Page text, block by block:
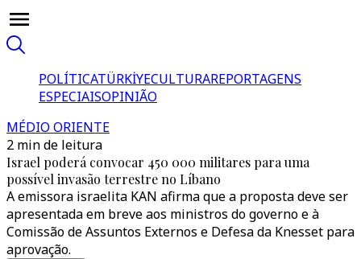
POLÍTICATÜRKİYECULTURAREPORTAGENS
ESPECIAISOPINIÃO
MÉDIO ORIENTE
2 min de leitura
Israel poderá convocar 450 000 militares para uma
possível invasão terrestre no Líbano
A emissora israelita KAN afirma que a proposta deve ser
apresentada em breve aos ministros do governo e à
Comissão de Assuntos Externos e Defesa da Knesset para
aprovação.